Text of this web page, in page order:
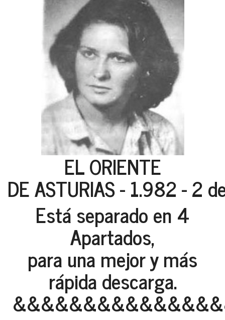
EL ORIENTE
DE ASTURIAS - 1.982 - 2
Está separado en 4
Apartados,
para una mejor y más
rápida descarga.